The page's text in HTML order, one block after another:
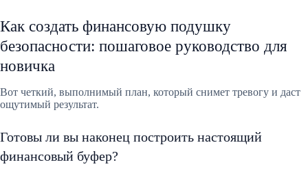
Как создать финансовую подушку
безопасности: пошаговое руководство для
новичка
Вот четкий, выполнимый план, который снимет тревогу и даст
ощутимый результат.
Готовы ли вы наконец построить настоящий
финансовый буфер?